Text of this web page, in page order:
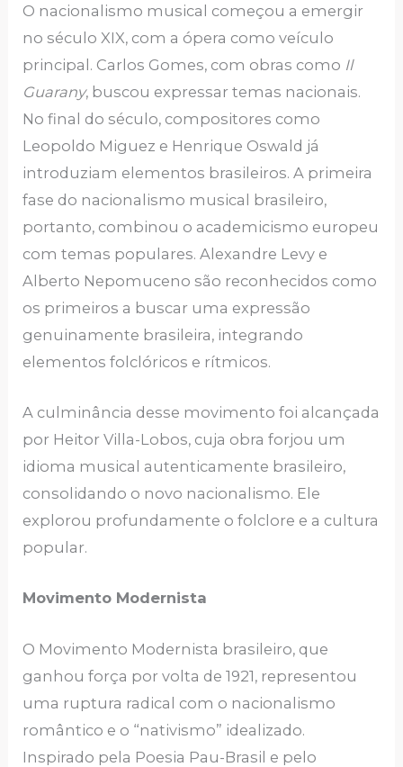
O nacionalismo musical começou a emergir
no século XIX, com a ópera como veículo
principal. Carlos Gomes, com obras como Il
Guarany, buscou expressar temas nacionais.
No final do século, compositores como
Leopoldo Miguez e Henrique Oswald já
introduziam elementos brasileiros. A primeira
fase do nacionalismo musical brasileiro,
portanto, combinou o academicismo europeu
com temas populares. Alexandre Levy e
Alberto Nepomuceno são reconhecidos como
os primeiros a buscar uma expressão
genuinamente brasileira, integrando
elementos folclóricos e rítmicos.
A culminância desse movimento foi alcançada
por Heitor Villa-Lobos, cuja obra forjou um
idioma musical autenticamente brasileiro,
consolidando o novo nacionalismo. Ele
explorou profundamente o folclore e a cultura
popular.
Movimento Modernista
O Movimento Modernista brasileiro, que
ganhou força por volta de 1921, representou
uma ruptura radical com o nacionalismo
romântico e o “nativismo” idealizado.
Inspirado pela Poesia Pau-Brasil e pelo